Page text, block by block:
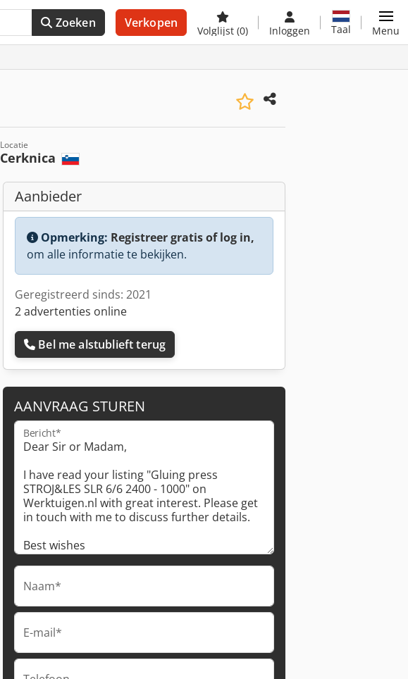
Zoeken Verkopen
Volglijst (0) Inloggen Taal Menu
Locatie
Cerknica
Aanbieder
Opmerking: Registreer gratis of log in,
om alle informatie te bekijken.
Geregistreerd sinds: 2021
2 advertenties online
Bel me alstublieft terug
AANVRAAG STUREN
Bericht*
Naam*
E-mail*